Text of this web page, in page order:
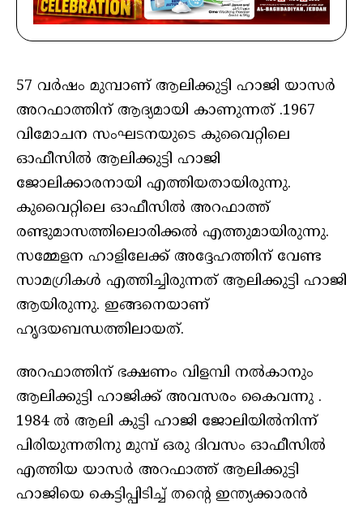
57 വർഷം മുമ്പാണ് ആലിക്കുട്ടി ഹാജി യാസർ
അറഫാത്തിന് ആദ്യമായി കാണുന്നത് .1967
വിമോചന സംഘടനയുടെ കുവൈറ്റിലെ
ഓഫീസിൽ ആലിക്കുട്ടി ഹാജി
ജോലിക്കാരനായി എത്തിയതായിരുന്നു.
കുവൈറ്റിലെ ഓഫീസിൽ അറഫാത്ത്
രണ്ടുമാസത്തിലൊരിക്കൽ എത്തുമായിരുന്നു.
സമ്മേളന ഹാളിലേക്ക് അദ്ദേഹത്തിന് വേണ്ട
സാമഗ്രികൾ എത്തിച്ചിരുന്നത് ആലിക്കുട്ടി ഹാജി
ആയിരുന്നു. ഇങ്ങനെയാണ്
ഹൃദയബന്ധത്തിലായത്.
അറഫാത്തിന് ഭക്ഷണം വിളമ്പി നൽകാനും
ആലിക്കുട്ടി ഹാജിക്ക് അവസരം കൈവന്നു .
1984 ൽ ആലി കുട്ടി ഹാജി ജോലിയിൽനിന്ന്
പിരിയുന്നതിനു മുമ്പ് ഒരു ദിവസം ഓഫീസിൽ
എത്തിയ യാസർ അറഫാത്ത് ആലിക്കുട്ടി
ഹാജിയെ കെട്ടിപ്പിടിച്ച് തന്റെ ഇന്ത്യക്കാരൻ